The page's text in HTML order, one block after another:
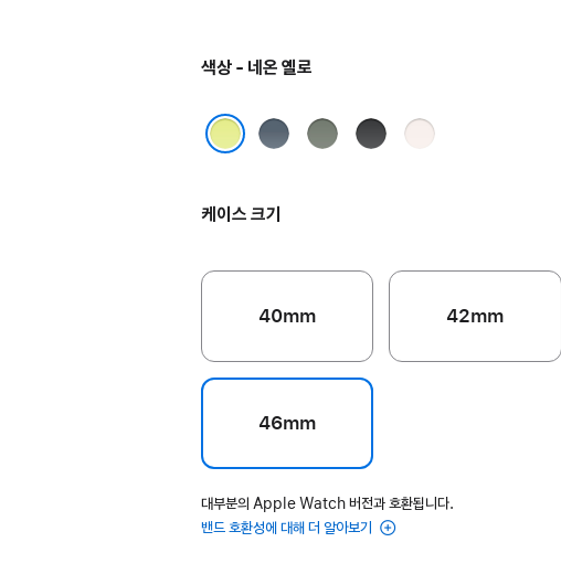
색상 - 네온 옐로
앵커
그린
블랙
라이트
케이스 크기
40mm 42mm
46mm
대부분의 Apple Watch 버전과 호환됩니다.
밴드 호환성에 대해 더 알아보기